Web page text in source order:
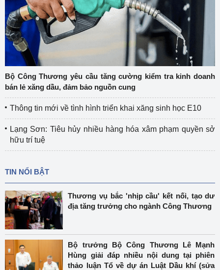
Bộ Công Thương yêu cầu tăng cường kiểm tra kinh doanh
bán lẻ xăng dầu, đảm bảo nguồn cung
Thông tin mới về tình hình triển khai xăng sinh học E10
Lạng Sơn: Tiêu hủy nhiều hàng hóa xâm phạm quyền sở
hữu trí tuệ
TIN NỔI BẬT
Thương vụ bắc 'nhịp cầu' kết nối, tạo dư
địa tăng trưởng cho ngành Công Thương
Bộ trưởng Bộ Công Thương Lê Mạnh
Hùng giải đáp nhiều nội dung tại phiên
thảo luận Tổ về dự án Luật Dầu khí (sửa